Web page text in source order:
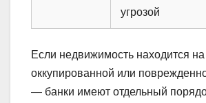
угрозой
Если недвижимость находится
оккупированной или
— банки имеют отдельный